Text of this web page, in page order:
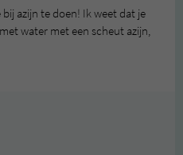
azijn te doen! Ik weet dat je
water met een scheut azijn,